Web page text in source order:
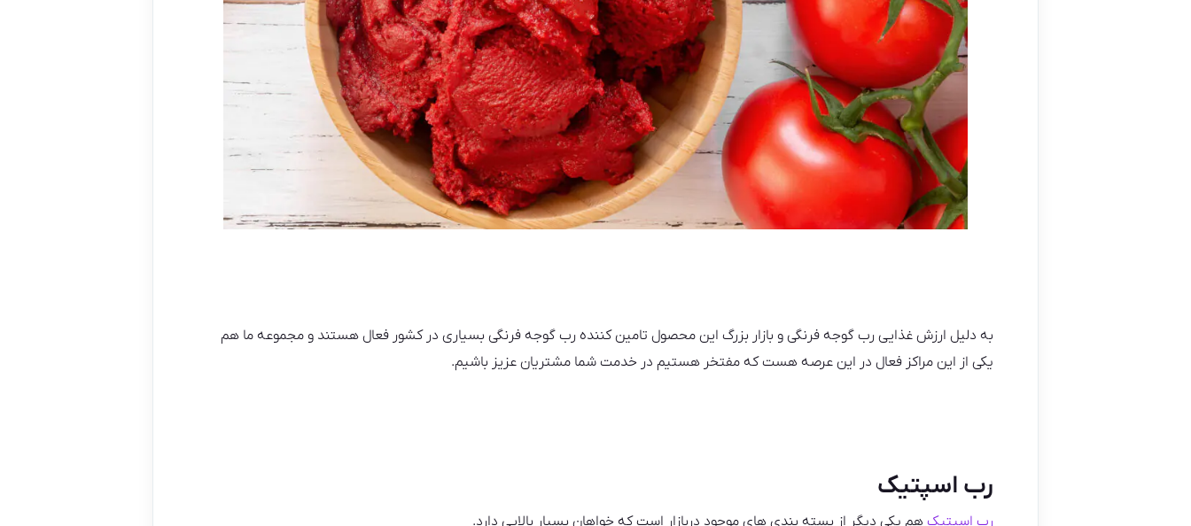
به دلیل ارزش غذایی رب گوجه فرنگی و بازار بزرگ این محصول تامین کننده رب گوجه فرنگی بسیاری در کشور فعال هستند و مجموعه ما هم
یکی از این مراکز فعال در این عرصه هست که مفتخر هستیم در خدمت شما مشتریان عزیز باشیم.
رب اسپتیک
رب اسپتیک هم یکی دیگر از بسته بندی های موجود دربازار است که خواهان بسیار بالایی دارد.